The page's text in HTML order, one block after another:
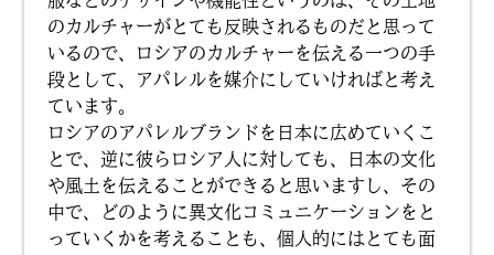
のカルチャーがとても反映されるものだと思って
いるので、ロシアのカルチャーを伝える一つの手
段として、アパレルを媒介にしていければと考え
ています。
ロシアのアパレルブランドを日本に広めていくこ
とで、逆に彼らロシア人に対しても、日本の文化
や風土を伝えることができると思いますし、その
中で、どのように異文化コミュニケーションをと
っていくかを考えることも、個人的にはとても面